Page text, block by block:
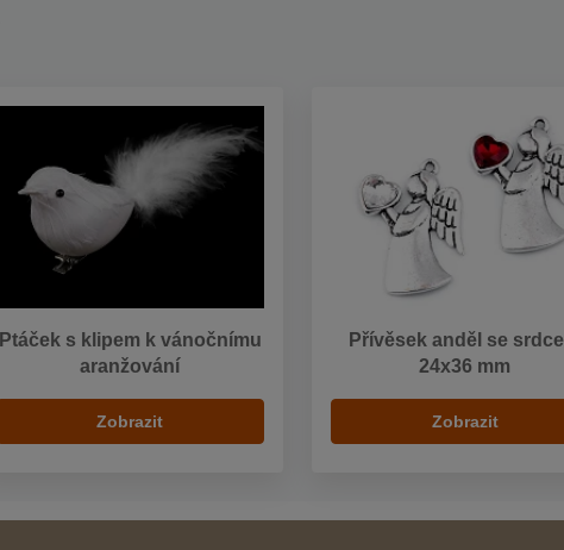
Ptáček s klipem k vánočnímu
aranžování
Zobrazit
Přívěsek anděl se
24x36 mm
Zobrazit